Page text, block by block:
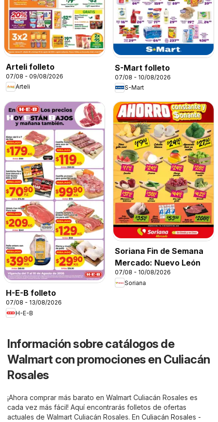
Arteli folleto
07/08 - 09/08/2026
Arteli
S-Mart folleto
07/08 - 10/08/2026
S-Mart
H-E-B folleto
07/08 - 13/08/2026
H-E-B
Soriana Fin de Semana
Mercado: Nuevo León
07/08 - 10/08/2026
Soriana
Información sobre catálogos de
Walmart con promociones en Culiacán
Rosales
¡Ahora comprar más barato en Walmart Culiacán Rosales es
cada vez más fácil! Aquí encontrarás folletos de ofertas
actuales de Walmart Culiacán Rosales. En Culiacán Rosales -